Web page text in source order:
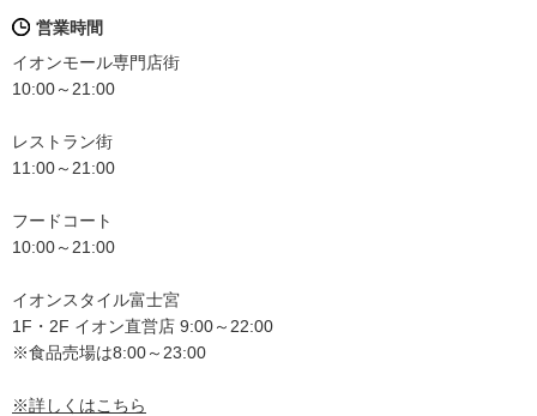
営業時間
イオンモール専門店街
10:00～21:00
レストラン街
11:00～21:00
フードコート
10:00～21:00
イオンスタイル富士宮
1F・2F イオン直営店 9:00～22:00
※食品売場は8:00～23:00
※詳しくはこちら